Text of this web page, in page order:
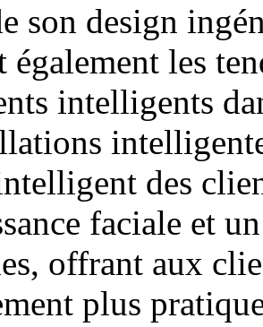
son design
les
intelligents
des
faciale et
offrant aux
plus